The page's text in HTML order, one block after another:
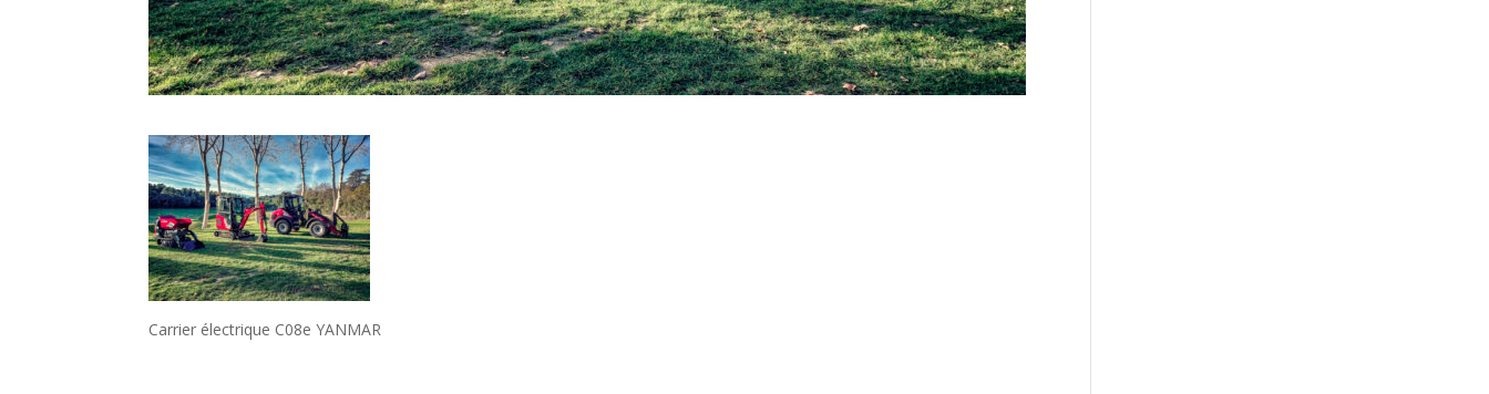
Carrier électrique C08e YANMAR